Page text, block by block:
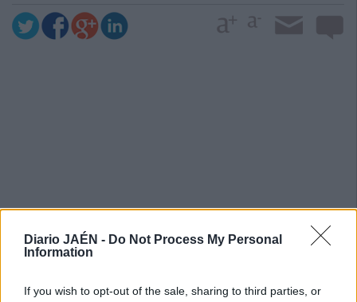
Diario JAÉN - Do Not Process My Personal
Information
If you wish to opt-out of the sale, sharing to third parties, or